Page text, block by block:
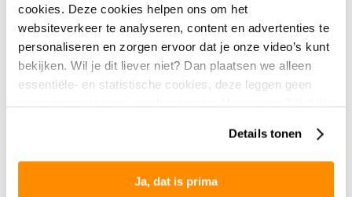
cookies. Deze cookies helpen ons om het
websiteverkeer te analyseren, content en advertenties te
personaliseren en zorgen ervoor dat je onze video’s kunt
bekijken. Wil je dit liever niet? Dan plaatsen we alleen
essentiële- en statistische cookies, deze leggen geen
Details tonen
Ja, dat is prima
geld naar (onderzoeks)projecten voor een betere
kwaliteit van zorg en leven voor mensen met ALS en
hun naasten.